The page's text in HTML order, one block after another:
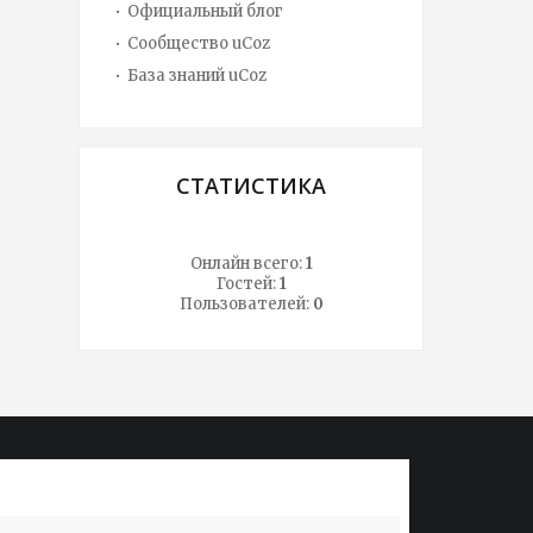
Официальный блог
Сообщество uCoz
База знаний uCoz
СТАТИСТИКА
Онлайн всего:1
Гостей:1
Пользователей: 0